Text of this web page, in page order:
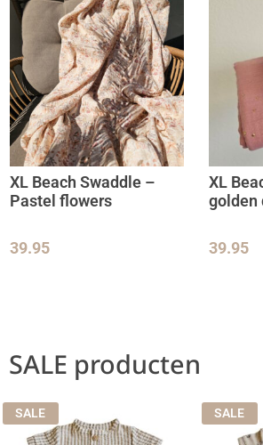
XL Beach Swaddle –
Pastel flowers
39.95
XL
golden
39.95
SALE producten
SALE SALE